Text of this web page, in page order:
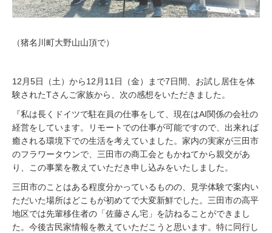
（猪名川町大野山山頂で）
12月5日（土）から12月11日（金）まで7日間、お試し居住を体
験されたTさんご家族から、次の感想をいただきました。
『私は長くドイツで駐在員の仕事をして、現在はAI関係の会社の
経営をしています。リモートでの仕事が可能ですので、出来れば
癒される環境下での生活を考えていました。家内の実家が三田市
のフラワータウンで、三田市の商工会ともかねてから親交があ
り、この事業を教えていただき申し込みをいたしました。
三田市のことはある程度分かっているものの、見学体験で案内い
ただいた場所はどこもが初めてで大変新鮮でした。三田市の高平
地区では先輩移住者の「佐藤さん宅」を訪ねることができまし
た。今後古民家情報を教えていただこうと思います。特に同行し